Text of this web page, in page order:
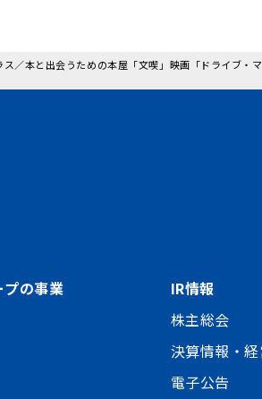
／本と出会うための本屋「文喫」映画「ドライブ
プの事業
IR情報
株主総会
決算情報・
電子公告